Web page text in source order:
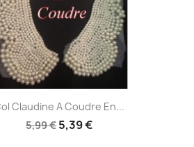
Aperçu rapide
Claudine A Coudre En...
5,99 €5,39 €